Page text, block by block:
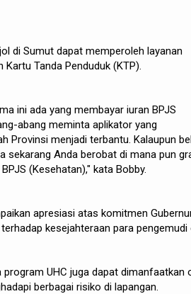
di Sumut dapat memperoleh layanan
Tanda Penduduk (KTP).
ini ada yang membayar iuran BPJS
abang meminta aplikator yang
Provinsi menjadi terbantu. Kalaupun
sekarang Anda berobat di mana pun
(Kesehatan)," kata Bobby.
apresiasi atas komitmen
kesejahteraan para pengemudi
UHC juga dapat dimanfaatkan
berbagai risiko di lapangan.